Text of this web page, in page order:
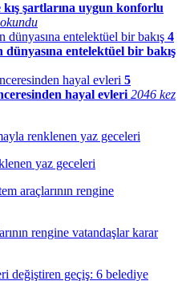
şartlarına uygun konforlu
4
dünyasına entelektüel bir bakış
5
hayal evleri 2046 kez
yaz geceleri
rengine vatandaşlar karar